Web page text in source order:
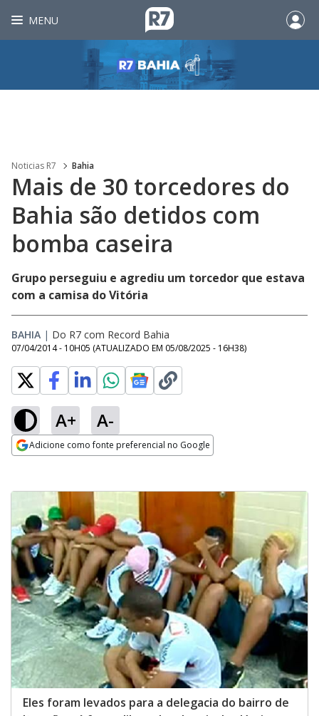
MENU
Noticias R7 Bahia
Mais de 30 torcedores do
Bahia são detidos com
bomba caseira
Grupo perseguiu e agrediu um torcedor que estava
com a camisa do Vitória
BAHIA | Do R7 com Record Bahia
07/04/2014 - 10H05 (ATUALIZADO EM 05/08/2025 - 16H38)
A+ A-
Adicione como fonte preferencial no Google
Eles foram levados para a delegacia do bairro de